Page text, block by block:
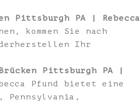
Pittsburgh PA | Rebecca
kommen Sie nach
Ihr
Pittsburgh PA |
Pfund bietet eine
Pennsylvania,